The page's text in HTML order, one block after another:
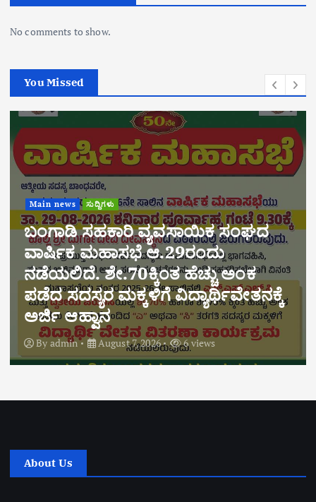
No comments to show.
You Missed
Main news ಅಂಕಣ ಅಪರಾಧ ಸುದ್ದಿಗಳು ಸಂಪಾದಕೀಯ ಸುದ್ದಿಗಳು
“ಶಿಕ್ಷಣದ ಹೆಮ್ಮೆಗೆ ಡ್ರಗ್ಸ್ ಕರಿನೆರಳು:
ಎಚ್ಚೆತ್ತುಕೊಳ್ಳಬೇಕಿದೆ ಬೆಳ್ತಂಗಡಿಯ ಜನತೆ!!!”
Byadmin August 6, 2026 13 views
About Us